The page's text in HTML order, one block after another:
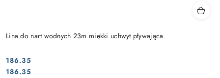
Lina do nart wodnych 23m miękki uchwyt pływająca
Cena:
186.35
Cena:
186.35